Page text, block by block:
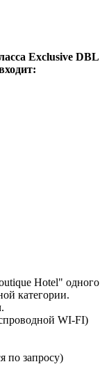
Exclusive DBL
Hotel" одного
категории.
WI-FI)
по запросу)